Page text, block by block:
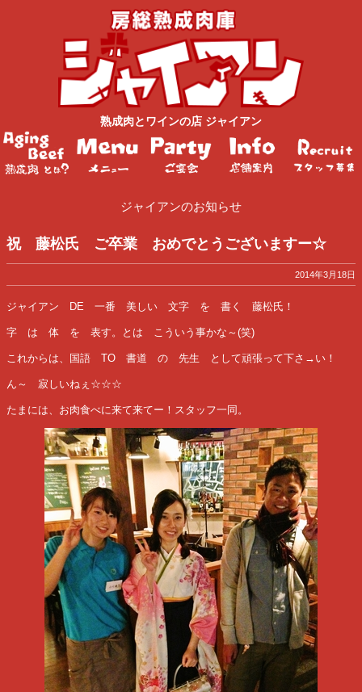
熟成肉と ワインの店 ジャイアン
ジャイアンのお知らせ
祝 藤松氏 ご卒業 おめでとうございますー☆
2014年3月18日
ジャイアン DE 一番 美しい 文字 を 書く 藤松氏！
字 は 体 を 表す。とは こういう事かな～(笑)
これからは、国語 TO 書道 の 先生 として頑張って下さ→い！
ん～ 寂しいねぇ☆☆☆
たまには、お肉食べに来て来てー！スタッフ一同。